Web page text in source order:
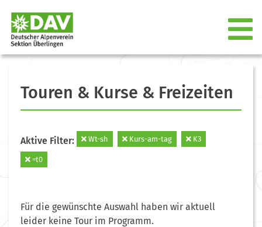
Touren & Kurse & Freizeiten
Aktive Filter: Wt-sh Kurs-am-tag K3
=t0
Für die gewünschte Auswahl haben wir aktuell
leider keine Tour im Programm.